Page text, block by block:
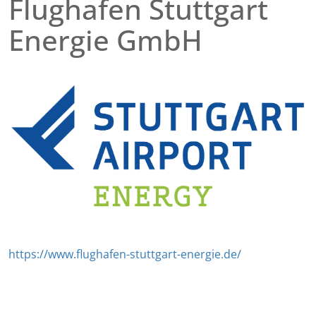
Flughafen Stuttgart
Energie GmbH
https://www.flughafen-stuttgart-energie.de/